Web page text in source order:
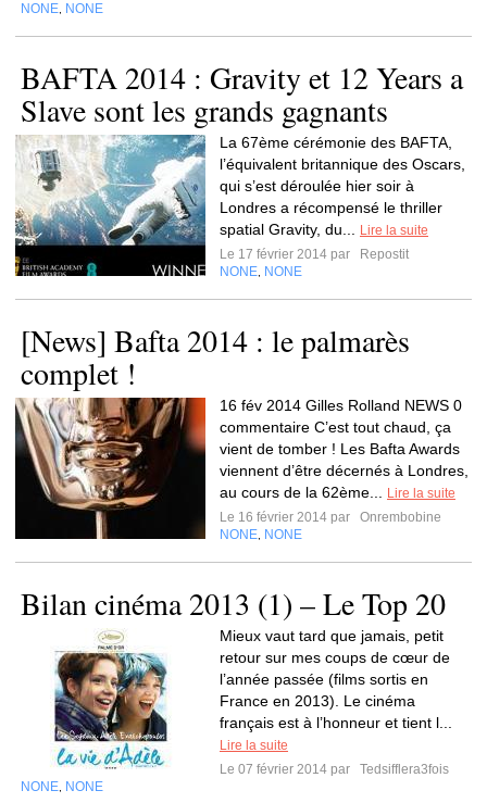
NONE NONE
BAFTA 2014 : Gravity et 12 Years a
Slave sont les grands gagnants
La 67ème cérémonie des BAFTA,
l’équivalent britannique des Oscars,
qui s’est déroulée hier soir à
Londres a récompensé le thriller
spatial Gravity, du...
Lire la suite
Le 17 février 2014 par
Repostit
NONE NONE
[News] Bafta 2014 : le palmarès
complet !
16 fév 2014 Gilles Rolland NEWS 0
commentaire C’est tout chaud, ça
vient de tomber ! Les Bafta Awards
viennent d’être décernés à Londres,
au cours de la 62ème...
Lire la suite
Le 16 février 2014 par
Onrembobine
NONE NONE
Bilan cinéma 2013 (1) – Le Top 20
Mieux vaut tard que jamais, petit
retour sur mes coups de cœur de
l’année passée (films sortis en
France en 2013). Le cinéma
français est à l’honneur et tient l...
Lire la suite
Le 07 février 2014 par
Tedsifflera3fois
NONE NONE